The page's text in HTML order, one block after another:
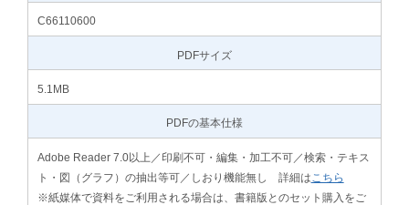
C66110600
PDFサイズ
5.1MB
PDFの基本仕様
Adobe Reader 7.0以上／印刷不可・編集・加工不可／検索・テキス
ト・図（グラフ）の抽出等可／しおり機能無し 詳細は こちら
※紙媒体で資料をご利用される場合は、書籍版とのセット購入をご